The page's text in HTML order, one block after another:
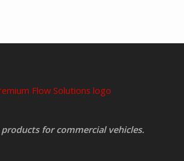
for commercial vehicles.